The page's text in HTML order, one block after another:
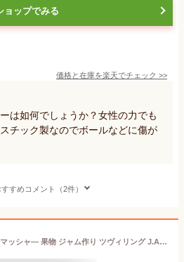
ョップでみる
価格と在庫を楽天でチェック >>
は如何でしょうか？女性の力でも
チック製なのでボールなどに傷が
すめコメント（2件）
ミニマッシャー ポテトマッシャ— 果物 ジャム作り ツヴィリング J.A. ヘンケルス / Zwilling J.A. Henckels